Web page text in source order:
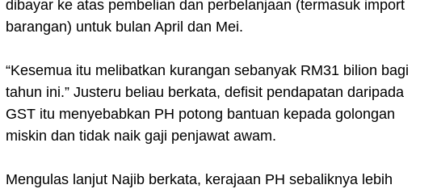
dibayar ke atas pembelian dan perbelanjaan (termasuk import
barangan) untuk bulan April dan Mei.
“Kesemua itu melibatkan kurangan sebanyak RM31 bilion bagi
tahun ini.” Justeru beliau berkata, defisit pendapatan daripada
GST itu menyebabkan PH potong bantuan kepada golongan
miskin dan tidak naik gaji penjawat awam.
Mengulas lanjut Najib berkata, kerajaan PH sebaliknya lebih